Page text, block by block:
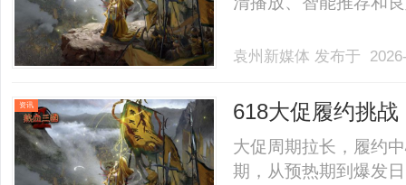
袁州新媒体 发布于
资讯
618大促履约挑
仓”危机？
大促周期拉长，履约
期，从预热期到爆发